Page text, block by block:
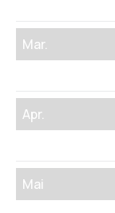
Mar.
Apr.
Mai